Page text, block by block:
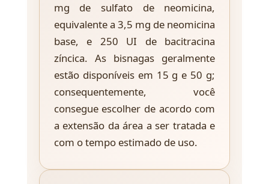
mg de sulfato de neomicina,
equivalente a 3,5 mg de neomicina
base, e 250 UI de bacitracina
zíncica. As bisnagas geralmente
estão disponíveis em 15 g e 50 g;
consequentemente, você
consegue escolher de acordo com
a extensão da área a ser tratada e
com o tempo estimado de uso.